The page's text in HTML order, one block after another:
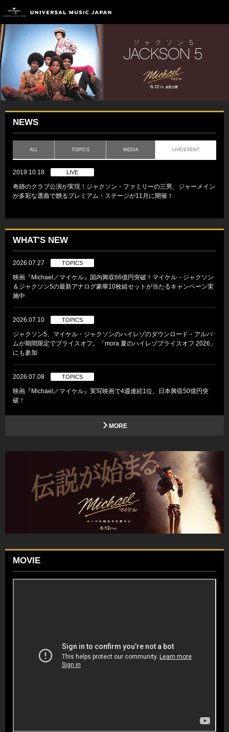
NEWS
ALL TOPICS MEDIA LIVE/EVENT
2019.10.18 LIVE
奇跡のクラブ公演が実現！ジャクソン・ファミリーの三男、ジャーメイン
が多彩な選曲で贈るプレミアム・ステージが11月に開催！
WHAT'S NEW
2026.07.27 TOPICS
映画『Michael／マイケル』国内興収66億円突破！マイケル・ジャクソン
＆ジャクソン5の最新アナログ豪華10枚組セットが当たるキャンペーン実
施中
2026.07.10 TOPICS
ジャクソン5、マイケル・ジャクソンのハイレゾのダウンロード・アルバ
ムが期間限定でプライスオフ。「mora 夏のハイレゾプライスオフ 2026」
にも参加
2026.07.08 TOPICS
映画『Michael／マイケル』実写映画で4週連続1位、日本興収50億円突
破！
MORE
MOVIE